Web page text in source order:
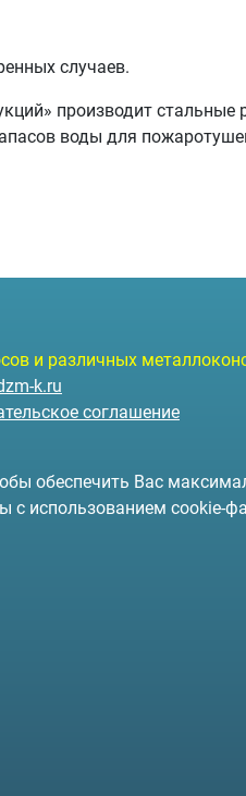
случаев.
производит
воды для
и различных
k.ru
соглашение
обеспечить Вас
с использованием cookie-